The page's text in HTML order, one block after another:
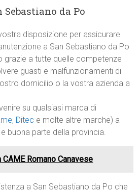
da Po
disposizione per assicurare
a San Sebastiano da Po
grazie a tutte quelle competenze
guasti e malfunzionamenti di
domicilio o la vostra azienda a
su qualsiasi marca di
, Ditec e molte altre marche) a
buona parte della provincia.
Romano Canavese
a San Sebastiano da Po che